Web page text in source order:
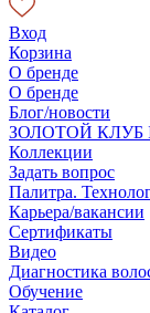
Вход
Корзина
О бренде
О бренде
Блог/новости
ЗОЛОТОЙ КЛУБ
Коллекции
Задать вопрос
Палитра.
Карьера/вакансии
Сертификаты
Видео
Диагностика
Обучение